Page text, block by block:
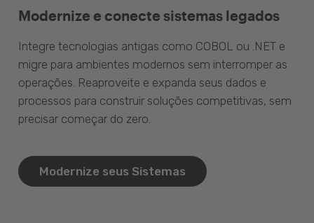
Modernize e conecte sistemas legados
Integre tecnologias antigas como COBOL ou .NET e
migre para ambientes modernos sem interromper as
operações. Reaproveite e expanda seus dados e
processos para construir soluções competitivas, sem
precisar começar do zero.
Modernize seus Sistemas